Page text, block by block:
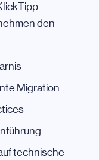
den
Migration
technische